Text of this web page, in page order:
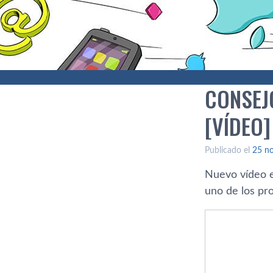
[VÍ­DEO]
Publicado el 25
Nuevo ví­deo
uno de los